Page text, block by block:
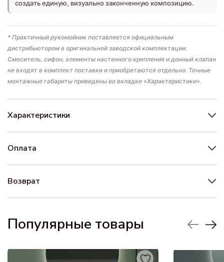
создать единую, визуально законченную композицию.
* Практичный рукомойник поставляется официальным
дистрибьютором в оригинальной заводской комплектации.
Смеситель, сифон, элементы настенного крепления и донный клапан
не входят в комплект поставки и приобретаются отдельно. Точные
монтажные габариты приведены во вкладке «Характеристики».
Характеристики
Оплата
Возврат
Популярные товары